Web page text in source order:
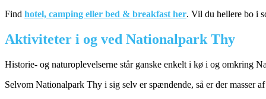
Find hotel, camping eller bed & breakfast her. Vil du hellere bo i
Aktiviteter i og ved Nationalpark Thy
Historie- og naturoplevelserne står ganske enkelt i kø i og omkring
Selvom Nationalpark Thy i sig selv er spændende, så er der masser